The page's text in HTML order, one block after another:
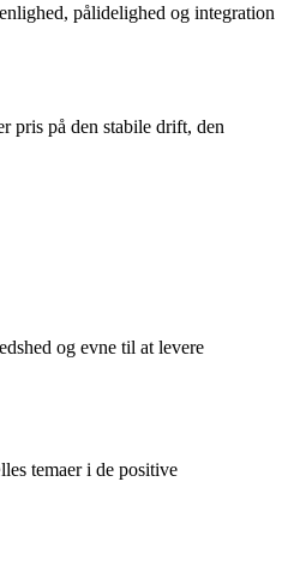
pålidelighed og integration
pris på den stabile drift, den
og evne til at levere
temaer i de positive